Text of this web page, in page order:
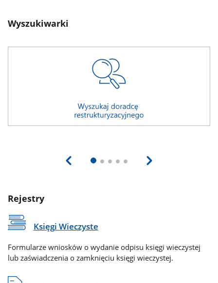
Wyszukiwarki
Rejestry
Księgi Wieczyste
Formularze wniosków o wydanie odpisu księgi wieczystej
lub zaświadczenia o zamknięciu księgi wieczystej.